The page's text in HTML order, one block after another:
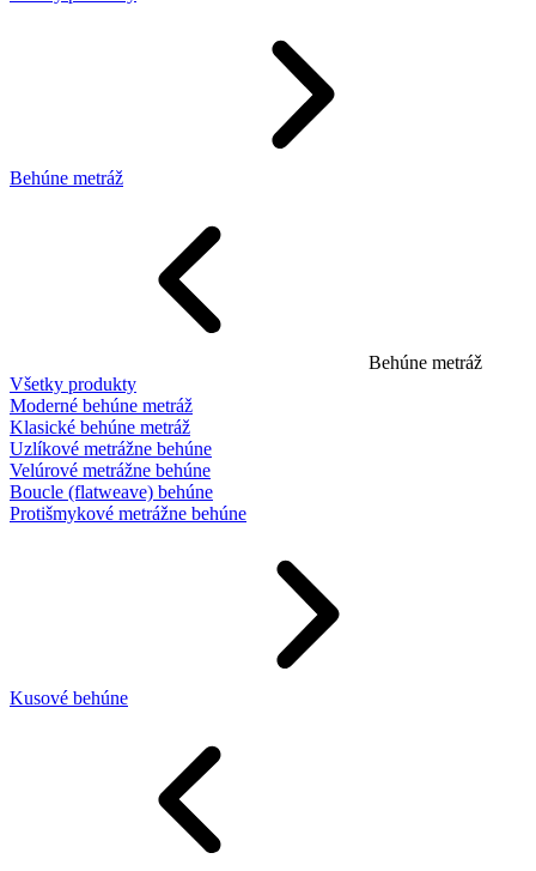
Behúne metráž
Behúne metráž
Všetky produkty
Moderné behúne metráž
Klasické behúne metráž
Uzlíkové metrážne behúne
Velúrové metrážne behúne
Boucle (flatweave) behúne
Protišmykové metrážne behúne
Kusové behúne